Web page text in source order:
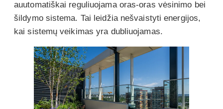
auutomatiškai reguliuojama oras-oras vėsinimo bei
šildymo sistema. Tai leidžia nešvaistyti energijos,
kai sistemų veikimas yra dubliuojamas.